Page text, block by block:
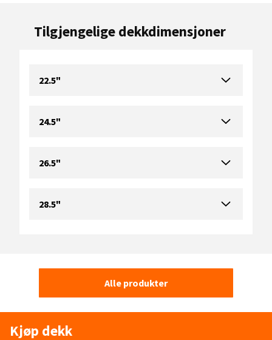
Tilgjengelige dekkdimensjoner
22.5"
24.5"
26.5"
28.5"
Alle produkter
Kjøp dekk